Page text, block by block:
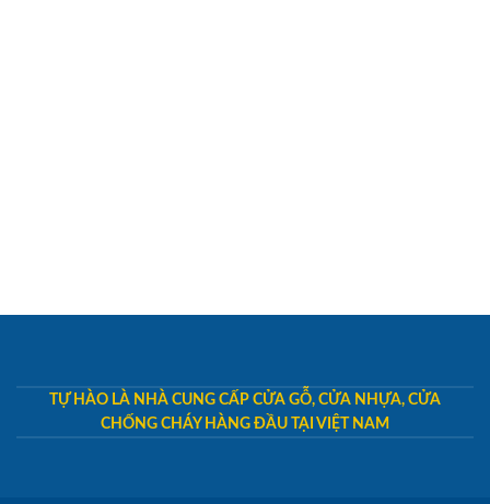
TỰ HÀO LÀ NHÀ CUNG CẤP CỬA GỖ, CỬA NHỰA, CỬA
CHỐNG CHÁY HÀNG ĐẦU TẠI VIỆT NAM